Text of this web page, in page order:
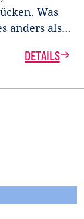
Was
anders als…
DETAILS